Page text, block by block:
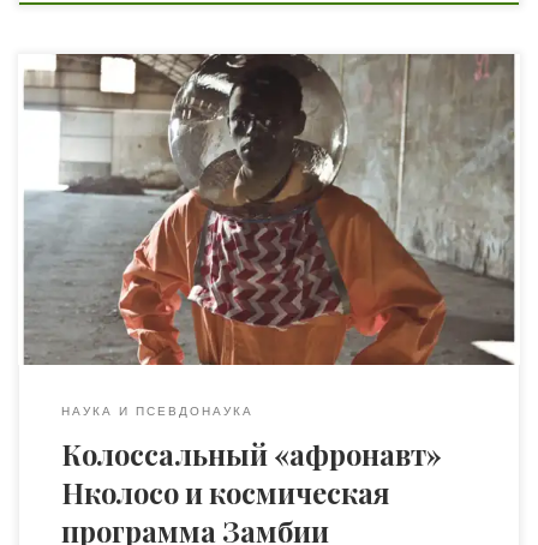
Непросто выбрать тон, которым я хочу рассказать эту
историю. Единственное, я понимаю, что он не должен
быть издевательским, хотя это история явно в стиле
шоу «Монти Пайтон». Нколосо не проходимец, а гений?
Не гений, а проходимец? Инициатор космической
программы Замбии, которому не хватило всего каких-
то 7 миллионов фунтов от ЮНЕСКО, […]
НАУКА И ПСЕВДОНАУКА
Колоссальный «афронавт»
Нколосо и космическая
программа Замбии